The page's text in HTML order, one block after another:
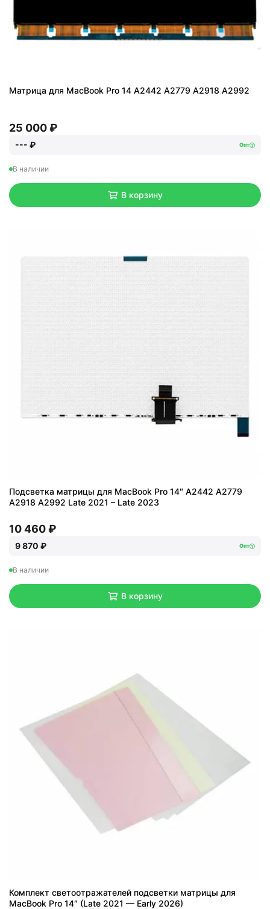
Матрица для MacBook Pro 14 A2442 A2779 A2918 A2992
25 000 ₽
--- ₽ Опт
В наличии
В корзину
Подсветка матрицы для MacBook Pro 14″ A2442 A2779
A2918 A2992 Late 2021 – Late 2023
10 460 ₽
9 870 ₽ Опт
В наличии
В корзину
Комплект светоотражателей подсветки матрицы для
MacBook Pro 14″ (Late 2021 — Early 2026)